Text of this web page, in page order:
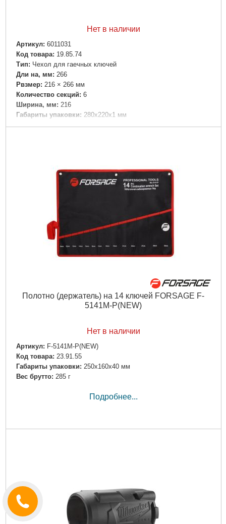
Нет в наличии
Артикул: 6011031
Код товара: 19.85.74
Tип: Чехол для гаечных ключей
Дли на, мм: 266
Рвзмер: 216 × 266 мм
Количество секций: 6
Ширина, мм: 216
Габариты упаковки: 280x220x1 мм
Вес брутто: 43 г
Полотно (держатель) на 14 ключей FORSAGE F-
5141M-P(NEW)
Нет в наличии
Артикул: F-5141M-P(NEW)
Код товара: 23.91.55
Габариты упаковки: 250x160x40 мм
Вес брутто: 285 г
Подробнее...